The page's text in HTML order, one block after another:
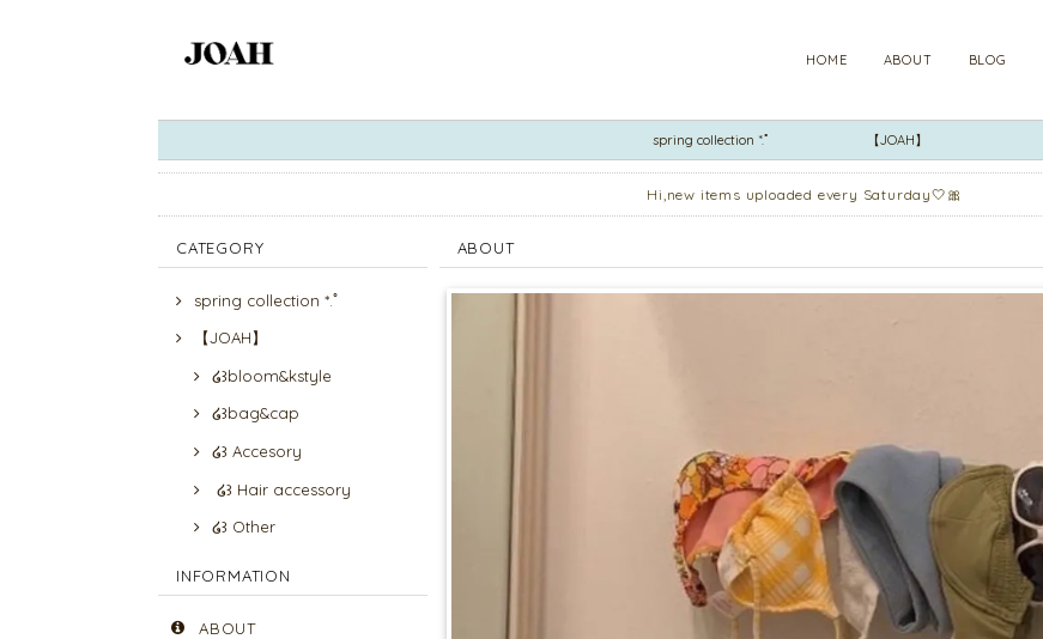
BLOG
ABOUT
HOME
spring collection *.ﾟ 【JOAH】
Hi,new items uploaded every Saturday🤍🎀
CATEGORY
spring collection *.ﾟ
【JOAH】
໒꒱bloom&kstyle
໒꒱bag&cap
໒꒱ Accesory
໒꒱ Hair accessory
໒꒱ Other
INFORMATION
ABOUT
ABOUT